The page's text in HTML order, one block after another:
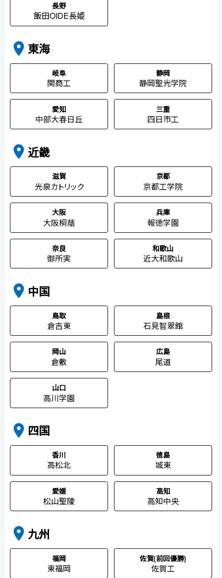
長野
飯田OIDE長姫
place 東海
岐阜
関商工
静岡
静岡聖光学院
愛知
中部大春日丘
三重
四日市工
place 近畿
滋賀
光泉カトリック
京都
京都工学院
大阪
大阪桐蔭
兵庫
報徳学園
奈良
御所実
和歌山
近大和歌山
place 中国
鳥取
倉吉東
島根
石見智翠館
岡山
倉敷
広島
尾道
山口
高川学園
place 四国
香川
高松北
徳島
城東
愛媛
松山聖陵
高知
高知中央
place 九州
福岡
東福岡
佐賀(前回優勝)
佐賀工